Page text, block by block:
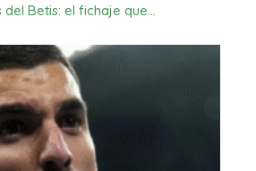
del Betis: el fichaje que…